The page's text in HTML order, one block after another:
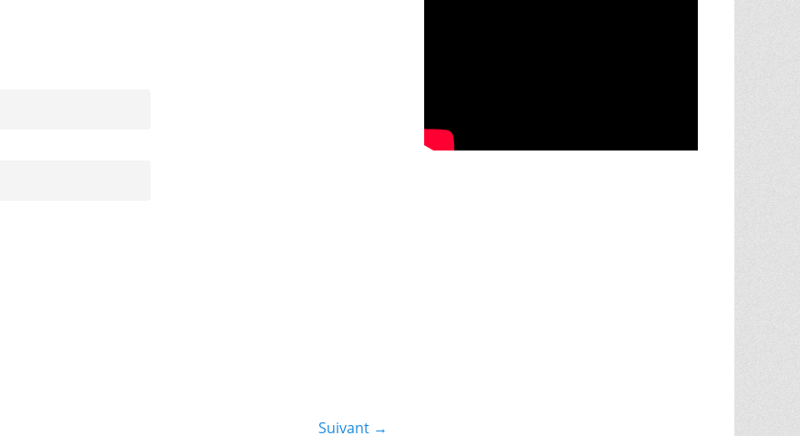
Suivant →